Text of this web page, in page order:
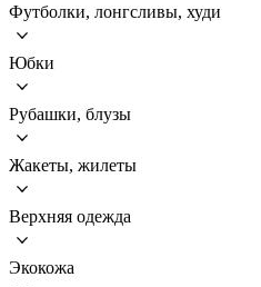
Футболки, лонгсливы, худи
Юбки
Рубашки, блузы
Жакеты, жилеты
Верхняя одежда
Экокожа